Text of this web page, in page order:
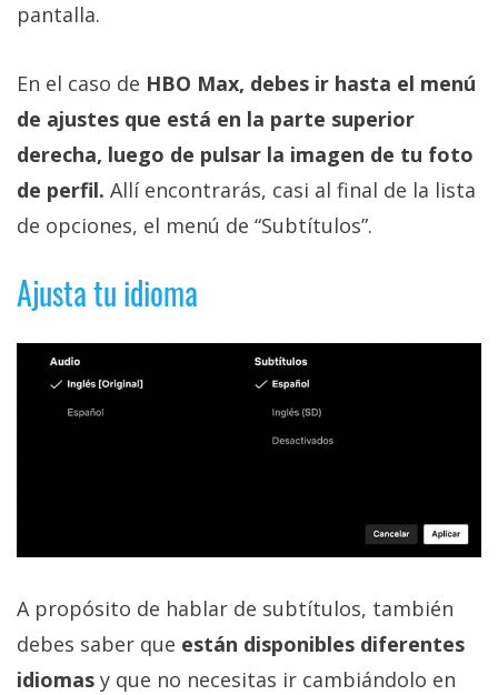
pantalla.
En el caso de HBO Max, debes ir hasta el menú
de ajustes que está en la parte superior
derecha, luego de pulsar la imagen de tu foto
de perfil. Allí encontrarás, casi al final de la lista
de opciones, el menú de “Subtítulos”.
Ajusta tu idioma
A propósito de hablar de subtítulos, también
debes saber que están disponibles diferentes
idiomas y que no necesitas ir cambiándolo en